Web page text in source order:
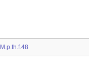
M.p.th.f.48